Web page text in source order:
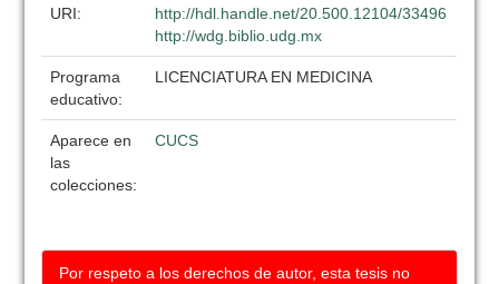
URI:
http://hdl.handle.net/20.500.12104/33496
http://wdg.biblio.udg.mx
Programa
educativo:
LICENCIATURA EN MEDICINA
Aparece en
las
colecciones:
CUCS
Por respeto a los derechos de autor, esta tesis no